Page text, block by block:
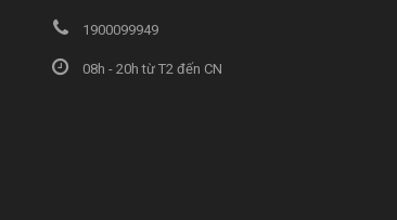
1900099949
08h - 20h từ T2 đến CN